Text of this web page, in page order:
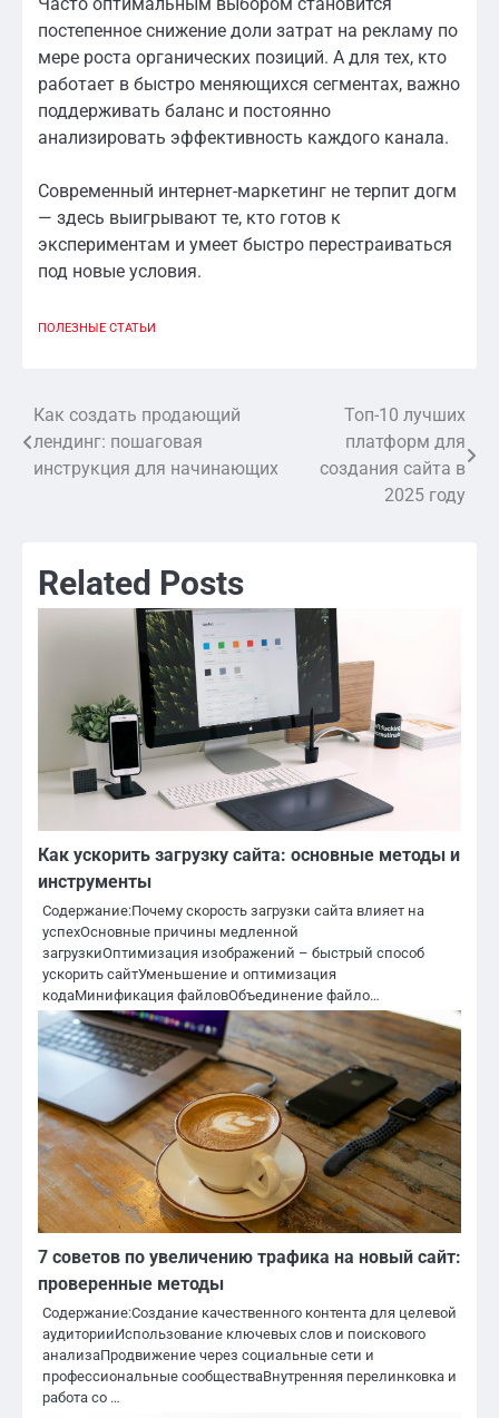
Часто оптимальным выбором становится
постепенное снижение доли затрат на рекламу по
мере роста органических позиций. А для тех, кто
работает в быстро меняющихся сегментах, важно
поддерживать баланс и постоянно
анализировать эффективность каждого канала.
Современный интернет-маркетинг не терпит догм
— здесь выигрывают те, кто готов к
экспериментам и умеет быстро перестраиваться
под новые условия.
ПОЛЕЗНЫЕ СТАТЬИ
Навигация
по
Как создать продающий
лендинг: пошаговая
инструкция для начинающих
Топ-10 лучших
платформ для
создания сайта в
2025 году
Related Posts
Как ускорить загрузку сайта: основные методы и
инструменты
Содержание:Почему скорость загрузки сайта влияет на
успехОсновные причины медленной
загрузкиОптимизация изображений – быстрый способ
ускорить сайтУменьшение и оптимизация
кодаМинификация файловОбъединение файло…
7 советов по увеличению трафика на новый сайт:
проверенные методы
Содержание:Создание качественного контента для целевой
аудиторииИспользование ключевых слов и поискового
анализаПродвижение через социальные сети и
профессиональные сообществаВнутренняя перелинковка и
работа со …